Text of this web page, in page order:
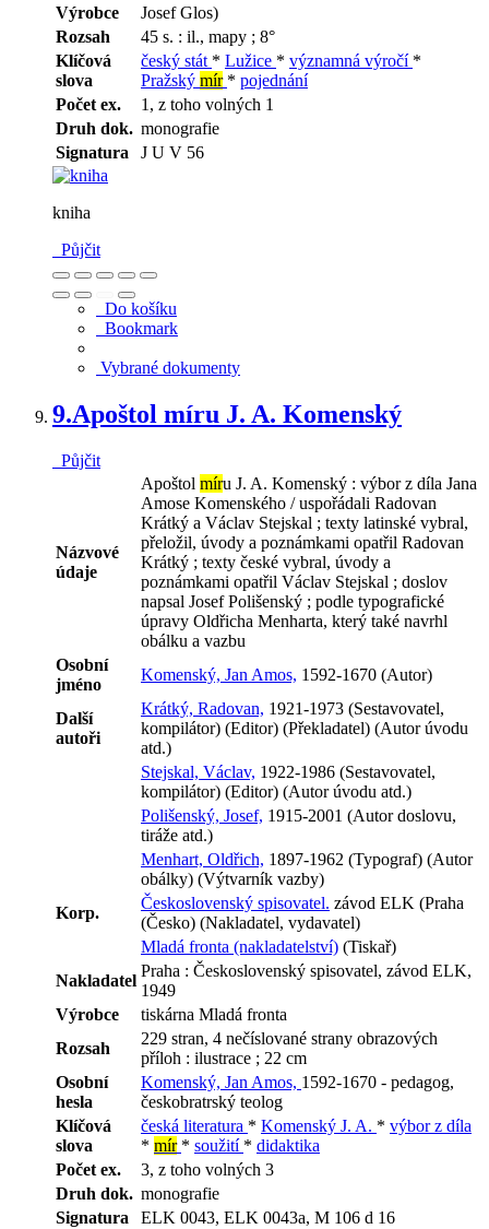
Výrobce
Josef Glos)
Rozsah
45 s. : il., mapy ; 8°
Klíčová
slova
český stát * Lužice * významná výročí *
Pražský mír * pojednání
Počet ex.
1, z toho volných 1
Druh dok. monografie
Signatura
J U V 56
kniha
Půjčit
Do košíku
Bookmark
Vybrané dokumenty
9.Apoštol míru J. A. Komenský
Půjčit
Názvové
údaje
Apoštol míru J. A. Komenský : výbor z díla Jana
Amose Komenského / uspořádali Radovan
Krátký a Václav Stejskal ; texty latinské vybral,
přeložil, úvody a poznámkami opatřil Radovan
Krátký ; texty české vybral, úvody a
poznámkami opatřil Václav Stejskal ; doslov
napsal Josef Polišenský ; podle typografické
úpravy Oldřicha Menharta, který také navrhl
obálku a vazbu
Osobní
jméno
Komenský, Jan Amos, 1592-1670 (Autor)
Další
autoři
Krátký, Radovan, 1921-1973 (Sestavovatel,
kompilátor) (Editor) (Překladatel) (Autor úvodu
atd.)
Stejskal, Václav, 1922-1986 (Sestavovatel,
kompilátor) (Editor) (Autor úvodu atd.)
Polišenský, Josef, 1915-2001 (Autor doslovu,
tiráže atd.)
Menhart, Oldřich, 1897-1962 (Typograf) (Autor
obálky) (Výtvarník vazby)
Korp.
Československý spisovatel. závod ELK (Praha
(Česko) (Nakladatel, vydavatel)
Mladá fronta (nakladatelství) (Tiskař)
Nakladatel
Praha : Československý spisovatel, závod ELK,
1949
Výrobce
tiskárna Mladá fronta
Rozsah
229 stran, 4 nečíslované strany obrazových
příloh : ilustrace ; 22 cm
Osobní
hesla
Komenský, Jan Amos, 1592-1670 - pedagog,
českobratrský teolog
Klíčová
slova
česká literatura * Komenský J. A. * výbor z díla
* mír * soužití * didaktika
Počet ex.
3, z toho volných 3
Druh dok. monografie
Signatura
ELK 0043, ELK 0043a, M 106 d 16